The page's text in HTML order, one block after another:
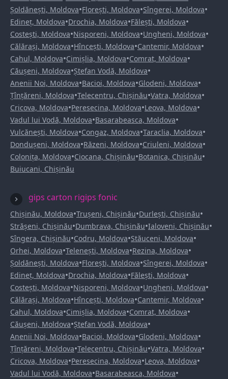
Șoldănești, Moldova•Florești, Moldova•Sîngerei, Moldova•
Edineț, Moldova•Drochia, Moldova•Fălești, Moldova•
Costești, Moldova•Nisporeni, Moldova•Ungheni, Moldova•
Călărași, Moldova•Hîncești, Moldova•Cantemir, Moldova•
Cahul, Moldova•Cimișlia, Moldova•Comrat, Moldova•
Căușeni, Moldova•Ștefan Vodă, Moldova•
Anenii Noi, Moldova•Bacioi, Moldova•Glodeni, Moldova•
Țînțăreni, Moldova•Telecentru, Chișinău•Vatra, Moldova•
Cricova, Moldova•Peresecina, Moldova•Leova, Moldova•
Vadul lui Vodă, Moldova•Basarabeasca, Moldova•
Vulcănești, Moldova•Congaz, Moldova•Taraclia, Moldova•
Dondușeni, Moldova•Răzeni, Moldova•Criuleni, Moldova•
Colonița, Moldova•Ciocana, Chișinău•Botanica, Chișinău•
Buiucani, Chișinău
gips carton rigips fonic
Chișinău, Moldova•Trușeni, Chișinău•Durlești, Chișinău•
Strășeni, Chișinău•Dumbrava, Chișinău•Ialoveni, Chișinău•
Sîngera, Chișinău•Codru, Moldova•Stăuceni, Moldova•
Orhei, Moldova•Telenești, Moldova•Rezina, Moldova•
Șoldănești, Moldova•Florești, Moldova•Sîngerei, Moldova•
Edineț, Moldova•Drochia, Moldova•Fălești, Moldova•
Costești, Moldova•Nisporeni, Moldova•Ungheni, Moldova•
Călărași, Moldova•Hîncești, Moldova•Cantemir, Moldova•
Cahul, Moldova•Cimișlia, Moldova•Comrat, Moldova•
Căușeni, Moldova•Ștefan Vodă, Moldova•
Anenii Noi, Moldova•Bacioi, Moldova•Glodeni, Moldova•
Țînțăreni, Moldova•Telecentru, Chișinău•Vatra, Moldova•
Cricova, Moldova•Peresecina, Moldova•Leova, Moldova•
Vadul lui Vodă, Moldova•Basarabeasca, Moldova•